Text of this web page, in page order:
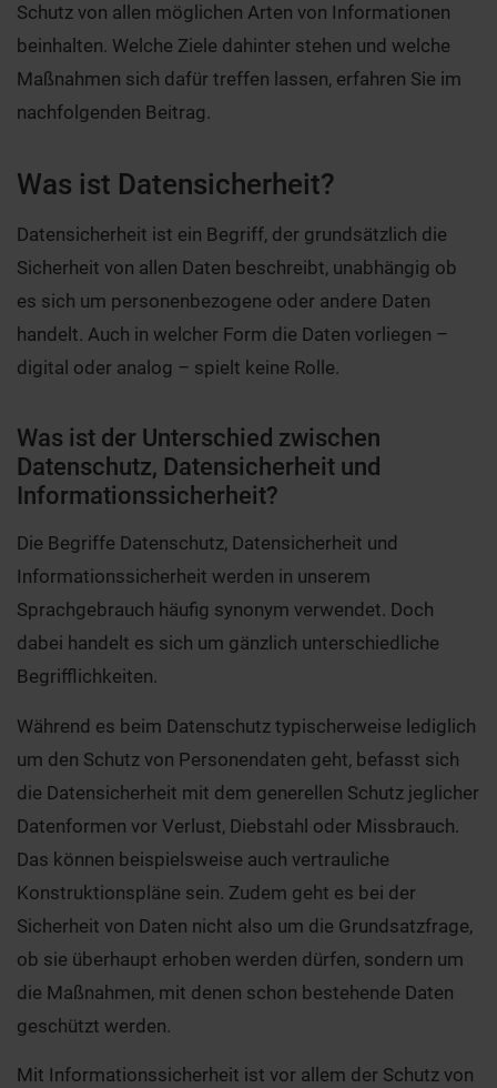
Schutz von allen möglichen Arten von Informationen
beinhalten. Welche Ziele dahinter stehen und welche
Maßnahmen sich dafür treffen lassen, erfahren Sie im
nachfolgenden Beitrag.
Was ist Datensicherheit?
Datensicherheit ist ein Begriff, der grundsätzlich die
Sicherheit von allen Daten beschreibt, unabhängig ob
es sich um personenbezogene oder andere Daten
handelt. Auch in welcher Form die Daten vorliegen –
digital oder analog – spielt keine Rolle.
Was ist der Unterschied zwischen
Datenschutz, Datensicherheit und
Informationssicherheit?
Die Begriffe Datenschutz, Datensicherheit und
Informationssicherheit werden in unserem
Sprachgebrauch häufig synonym verwendet. Doch
dabei handelt es sich um gänzlich unterschiedliche
Begrifflichkeiten.
Während es beim Datenschutz typischerweise lediglich
um den Schutz von Personendaten geht, befasst sich
die Datensicherheit mit dem generellen Schutz jeglicher
Datenformen vor Verlust, Diebstahl oder Missbrauch.
Das können beispielsweise auch vertrauliche
Konstruktionspläne sein. Zudem geht es bei der
Sicherheit von Daten nicht also um die Grundsatzfrage,
ob sie überhaupt erhoben werden dürfen, sondern um
die Maßnahmen, mit denen schon bestehende Daten
geschützt werden.
Mit Informationssicherheit ist vor allem der Schutz von